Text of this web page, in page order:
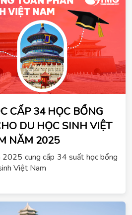
CẤP 34 HỌC BỔNG
DU HỌC SINH VIỆT
NĂM 2025
2025 cung cấp 34 suất học bổng
Việt Nam